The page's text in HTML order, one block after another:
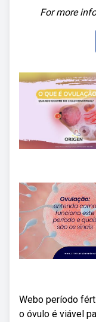
For more
Webo período
o óvulo é viável